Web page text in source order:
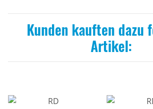
Kunden kauften dazu
Artikel: